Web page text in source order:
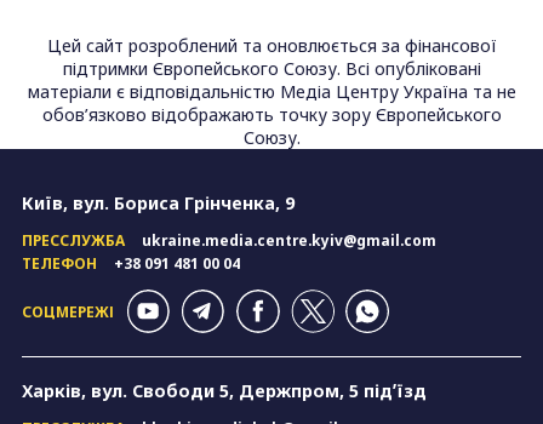
Цей сайт розроблений та оновлюється за фінансової
підтримки Європейського Союзу. Всі опубліковані
матеріали є відповідальністю Медіа Центру Україна та не
обов’язково відображають точку зору Європейського
Союзу.
Київ, вул. Бориса Грінченка, 9
ПРЕССЛУЖБА
ukraine.media.centre.kyiv@gmail.com
ТЕЛЕФОН
+38 091 481 00 04
СОЦМЕРЕЖІ
Харків, вул. Свободи 5, Держпром, 5 підʼїзд